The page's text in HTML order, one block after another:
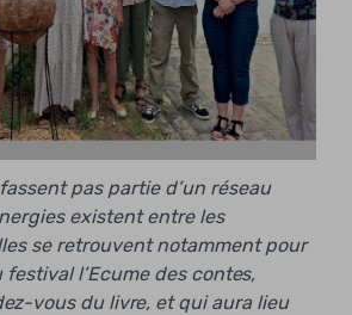
pas partie d’un réseau
existent entre les
se retrouvent notamment pour
festival l’Ecume des contes,
vous du livre, et qui aura lieu